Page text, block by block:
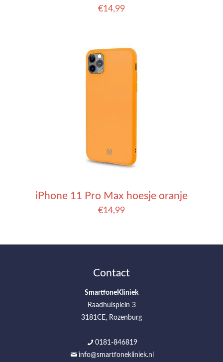
€14,99
iPhone 11 Pro Max hoesje oranje
€14,99
Contact
SmartfoneKliniek
Raadhuisplein 3
3181CE, Rozenburg
0181-846819
info@smartfonekliniek.nl